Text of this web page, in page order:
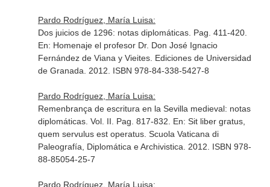
Pardo Rodríguez, María Luisa:
Dos juicios de 1296: notas diplomáticas. Pag. 411-420.
En: Homenaje el profesor Dr. Don José Ignacio
Fernández de Viana y Vieites. Ediciones de Universidad
de Granada. 2012. ISBN 978-84-338-5427-8
Pardo Rodríguez, María Luisa:
Remenbrança de escritura en la Sevilla medieval: notas
diplomáticas. Vol. II. Pag. 817-832. En: Sit liber gratus,
quem servulus est operatus. Scuola Vaticana di
Paleografía, Diplomática e Archivistica. 2012. ISBN 978-
88-85054-25-7
Pardo Rodríguez, María Luisa: